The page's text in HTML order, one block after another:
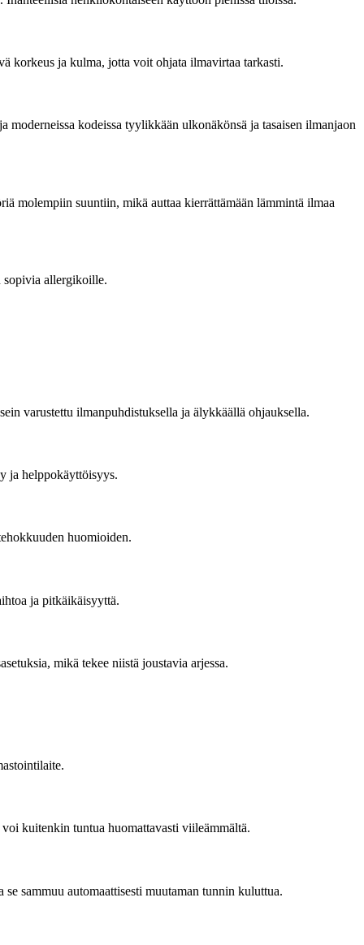
korkeus ja kulma, jotta voit ohjata ilmavirtaa tarkasti.
kodeissa tyylikkään ulkonäkönsä ja tasaisen ilmanjaon
molempiin suuntiin, mikä auttaa kierrättämään lämmintä ilmaa
sopivia allergikoille.
varustettu ilmanpuhdistuksella ja älykkäällä ohjauksella.
ja helppokäyttöisyys.
huomioiden.
ja pitkäikäisyyttä.
mikä tekee niistä joustavia arjessa.
kuitenkin tuntua huomattavasti viileämmältä.
sammuu automaattisesti muutaman tunnin kuluttua.